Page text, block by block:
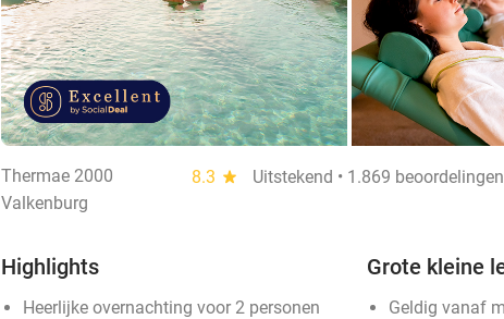
Thermae 2000 8.3 star
Uitstekend • 1.869 beoordelingen
Valkenburg
Highlights
Heerlijke overnachting voor 2 personen
Grote kleine
Geldig vanaf